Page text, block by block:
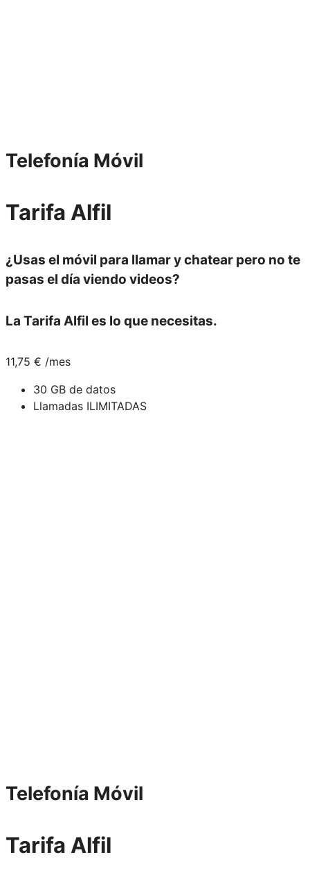
Telefonía Móvil
Tarifa Alfil
¿Usas el móvil para llamar y chatear pero no te
pasas el día viendo videos?
La Tarifa Alfil es lo que necesitas.
11,75 € /mes
30 GB de datos
Llamadas ILIMITADAS
Telefonía Móvil
Tarifa Alfil